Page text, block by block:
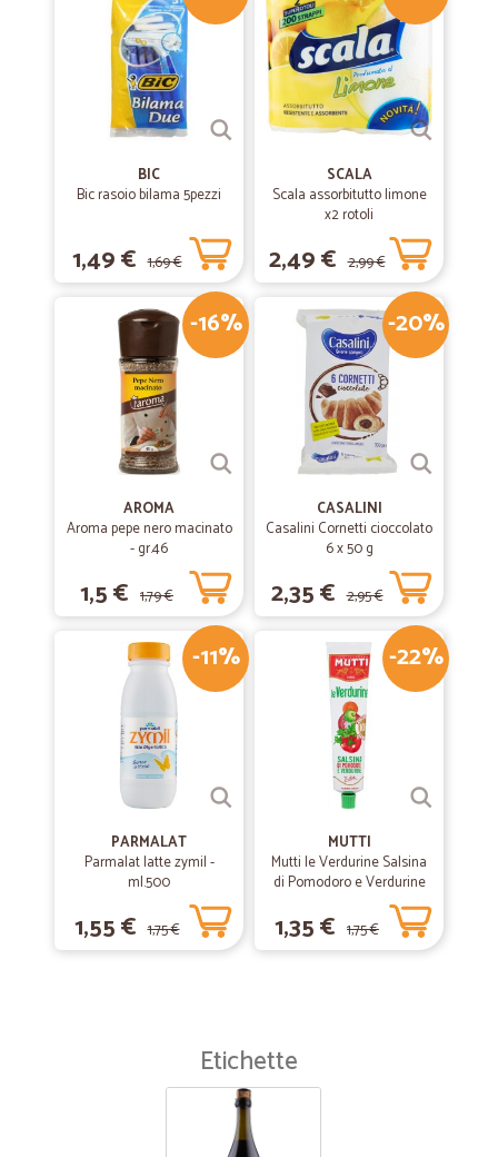
BIC
Bic rasoio bilama 5pezzi
1,49 € 1,69 €
SCALA
Scala assorbitutto limone
x2 rotoli
2,49 € 2,99 €
-16%
AROMA
Aroma pepe nero macinato
- gr.46
1,5 € 1,79 €
-20%
CASALINI
Casalini Cornetti cioccolato
6 x 50 g
2,35 € 2,95 €
-11%
PARMALAT
Parmalat latte zymil -
ml.500
1,55 € 1,75 €
-22%
MUTTI
Mutti le Verdurine Salsina
di Pomodoro e Verdurine
1,35 € 1,75 €
Etichette